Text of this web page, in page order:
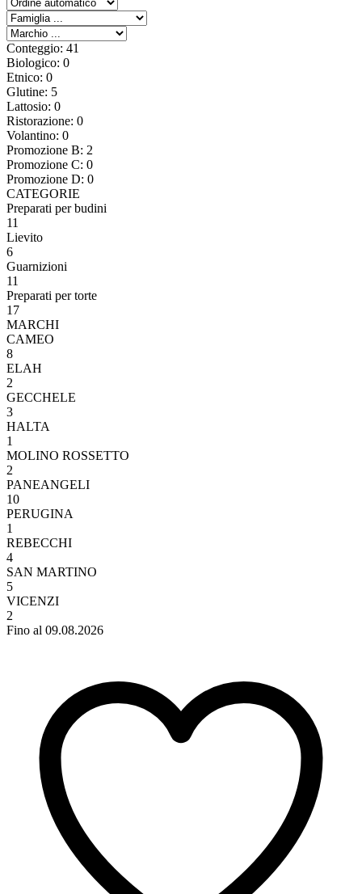
Conteggio: 41
Biologico: 0
Etnico: 0
Glutine: 5
Lattosio: 0
Ristorazione: 0
Volantino: 0
Promozione B: 2
Promozione C: 0
Promozione D: 0
CATEGORIE
Preparati per budini
11
Lievito
6
Guarnizioni
11
Preparati per torte
17
MARCHI
CAMEO
8
ELAH
2
GECCHELE
3
HALTA
1
MOLINO ROSSETTO
2
PANEANGELI
10
PERUGINA
1
REBECCHI
4
SAN MARTINO
5
VICENZI
2
Fino al 09.08.2026